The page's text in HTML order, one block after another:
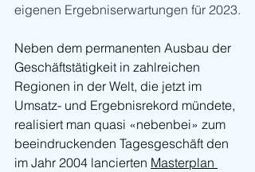
eigenen Ergebniserwartungen für 2023.
Neben dem permanenten Ausbau der
Geschäftstätigkeit in zahlreichen
Regionen in der Welt, die jetzt im
Umsatz- und Ergebnisrekord mündete,
realisiert man quasi «nebenbei» zum
beeindruckenden Tagesgeschäft den
im Jahr 2004 lancierten Masterplan